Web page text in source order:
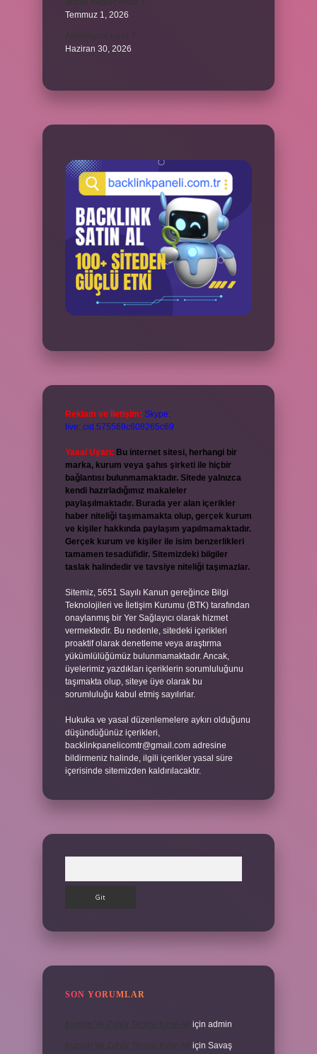
Temmuz 1, 2026
Haziran 30, 2026
Reklam ve İletişim: Skype:
live:.cid.575569c608265c69
Yasal Uyarı: Bu internet sitesi, herhangi bir
marka, kurum veya şahıs şirketi ile hiçbir
bağlantısı bulunmamaktadır. Sitede yalnızca
kendi hazırladığımız makaleler
paylaşılmaktadır. Burada yer alan içerikler
haber niteliği taşımamakta olup, gerçek kurum
ve kişiler hakkında paylaşım yapılmamaktadır.
Gerçek kurum ve kişiler ile isim benzerlikleri
tamamen tesadüfidir. Sitemizdeki bilgiler
taslak halindedir ve tavsiye niteliği taşımazlar.
Sitemiz, 5651 Sayılı Kanun gereğince Bilgi
Teknolojileri ve İletişim Kurumu (BTK) tarafından
onaylanmış bir Yer Sağlayıcı olarak hizmet
vermektedir. Bu nedenle, sitedeki içerikleri
proaktif olarak denetleme veya araştırma
yükümlülüğümüz bulunmamaktadır. Ancak,
üyelerimiz yazdıkları içeriklerin sorumluluğunu
taşımakta olup, siteye üye olarak bu
sorumluluğu kabul etmiş sayılırlar.
Hukuka ve yasal düzenlemelere aykırı olduğunu
düşündüğünüz içerikleri,
backlinkpanelicomtr@gmail.com adresine
bildirmeniz halinde, ilgili içerikler yasal süre
içerisinde sitemizden kaldırılacaktır.
SON YORUMLAR
için admin
için Savaş